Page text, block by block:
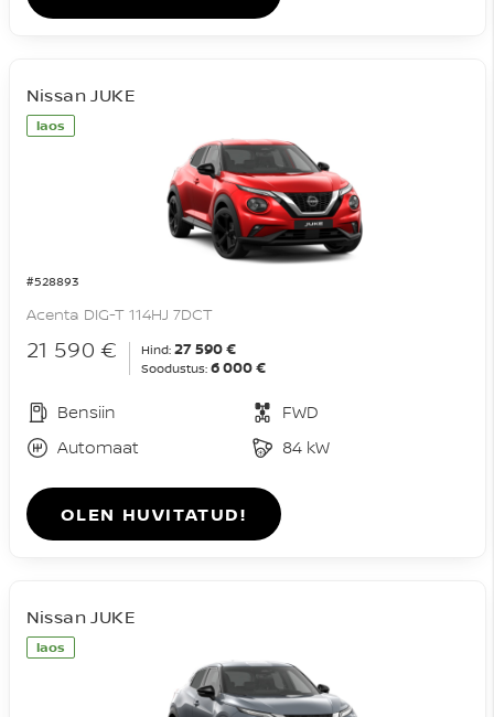
laos
#528893
Nissan JUKE
Acenta DIG-T 114HJ 7DCT
21 590 € Hind: 27 590 €
Soodustus: 6 000 €
Bensiin
FWD
Automaat
84 kW
OLEN HUVITATUD!
laos
Nissan JUKE